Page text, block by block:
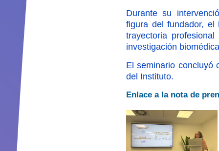
Durante su
figura del fundador, el
trayectoria
investigación
El seminario concluyó
del Instituto.
Enlace a la nota de